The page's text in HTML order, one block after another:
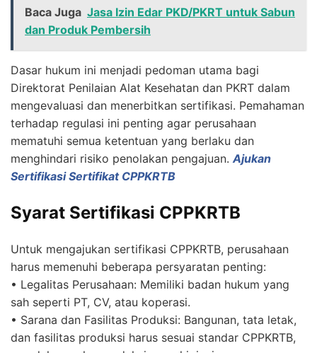
Baca Juga Jasa Izin Edar PKD/PKRT untuk Sabun
dan Produk Pembersih
Dasar hukum ini menjadi pedoman utama bagi
Direktorat Penilaian Alat Kesehatan dan PKRT dalam
mengevaluasi dan menerbitkan sertifikasi. Pemahaman
terhadap regulasi ini penting agar perusahaan
mematuhi semua ketentuan yang berlaku dan
menghindari risiko penolakan pengajuan. Ajukan
Sertifikasi Sertifikat CPPKRTB
Syarat Sertifikasi CPPKRTB
Untuk mengajukan sertifikasi CPPKRTB, perusahaan
harus memenuhi beberapa persyaratan penting:
• Legalitas Perusahaan: Memiliki badan hukum yang
sah seperti PT, CV, atau koperasi.
• Sarana dan Fasilitas Produksi: Bangunan, tata letak,
dan fasilitas produksi harus sesuai standar CPPKRTB,